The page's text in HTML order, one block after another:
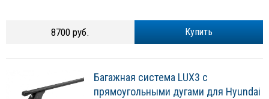
Купить
8700 руб.
Багажная система LUX3 с
прямоугольными дугами для Hyundai